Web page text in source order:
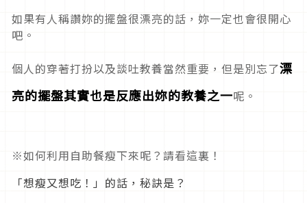
如果有人稱讚妳的擺盤很漂亮的話，妳一定也會很開心
吧。
個人的穿著打扮以及談吐教養當然重要，但是別忘了漂
亮的擺盤其實也是反應出妳的教養之一呢。
※如何利用自助餐瘦下來呢？請看這裏！
「想瘦又想吃！」的話，秘訣是？